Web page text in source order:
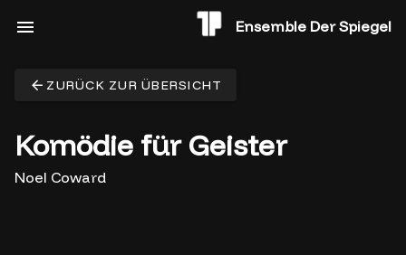
Ensemble Der Spiegel
ZURÜCK ZUR ÜBERSICHT
Komödie für Geister
Noel Coward